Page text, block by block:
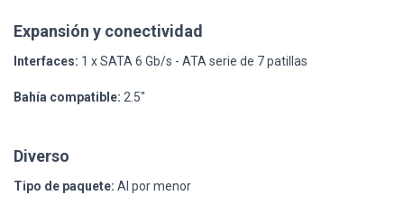
Expansión y conectividad
Interfaces: 1 x SATA 6 Gb/s - ATA serie de 7 patillas
Bahía compatible: 2.5"
Diverso
Tipo de paquete: Al por menor